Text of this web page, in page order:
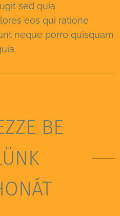
sed quia
eos qui ratione
neque porro quisquam
BE